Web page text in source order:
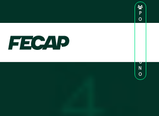
P
O
U
N
O